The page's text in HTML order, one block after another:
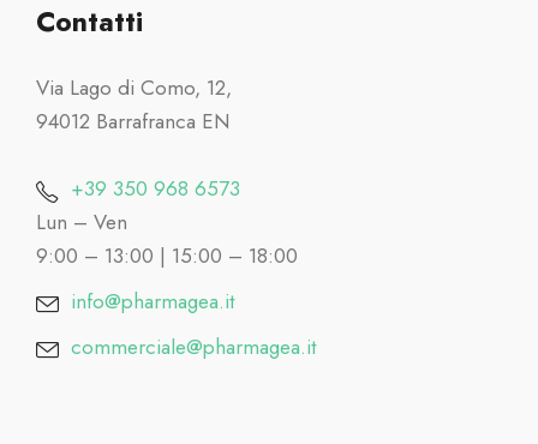
Contatti
Via Lago di Como, 12,
94012 Barrafranca EN
+39 350 968 6573
Lun – Ven
9:00 – 13:00 | 15:00 – 18:00
info@pharmagea.it
commerciale@pharmagea.it